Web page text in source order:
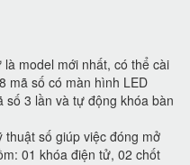
là model mới nhất, có thể cài
mã số có màn hình LED
số 3 lần và tự động khóa bàn
thuật số giúp việc đóng mở
01 khóa điện tử, 02 chốt